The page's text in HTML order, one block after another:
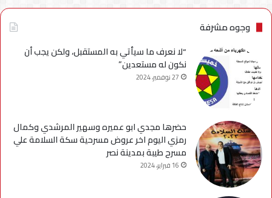
وجوه مشرفة
“لا نعرف ما سيأتي به المستقبل، ولكن يجب أن
نكون له مستعدين”
27 نوفمبر، 2024
حضرها مجدي ابو عميره وسهير المرشدي وكمال
رمزي اليوم اخر عروض مسرحية سكة السلامة علي
مسرح طيبة بمدينة نصر
16 فبراير، 2024